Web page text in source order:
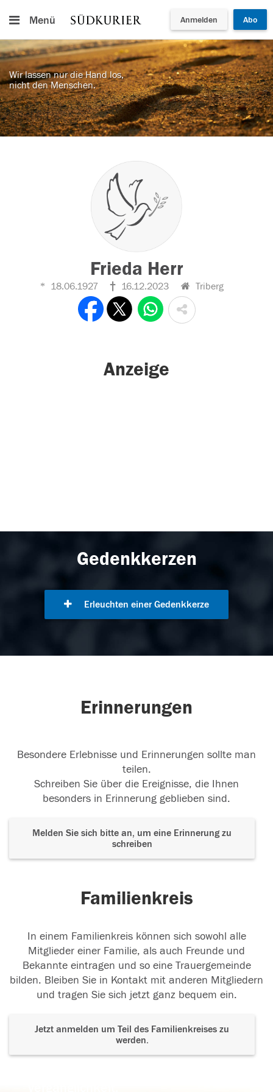
Menü Anmelden Abo
Wir lassen nur die Hand los,
nicht den Menschen.
Frieda Herr
18.06.1927 16.12.2023 Triberg
Anzeige
Gedenkkerzen
Erleuchten einer Gedenkkerze
Erinnerungen
Besondere Erlebnisse und Erinnerungen sollte man
teilen.
Schreiben Sie über die Ereignisse, die Ihnen
besonders in Erinnerung geblieben sind.
Melden Sie sich bitte an, um eine Erinnerung zu
schreiben
Familienkreis
In einem Familienkreis können sich sowohl alle
Mitglieder einer Familie, als auch Freunde und
Bekannte eintragen und so eine Trauergemeinde
bilden. Bleiben Sie in Kontakt mit anderen Mitgliedern
und tragen Sie sich jetzt ganz bequem ein.
Jetzt anmelden um Teil des Familienkreises zu
werden.